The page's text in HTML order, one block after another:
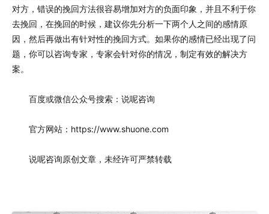
对方，错误的挽回方法很容易增加对方的负面印象，并且不利于你
去挽回，在挽回的时候，建议你先分析一下两个人之间的感情原
因，然后再做出有针对性的挽回方式。如果你的感情已经出现了问
题，你可以咨询专家，专家会针对你的情况，制定有效的解决方
案。
百度或微信公众号搜索：说呢咨询
官方网站：https://www.shuone.com
说呢咨询原创文章，未经许可严禁转载